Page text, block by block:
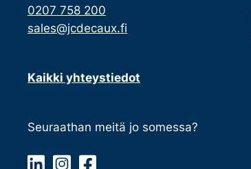
0207 758 200
sales@jcdecaux.fi
Kaikki yhteystiedot
Seuraathan meitä jo somessa?